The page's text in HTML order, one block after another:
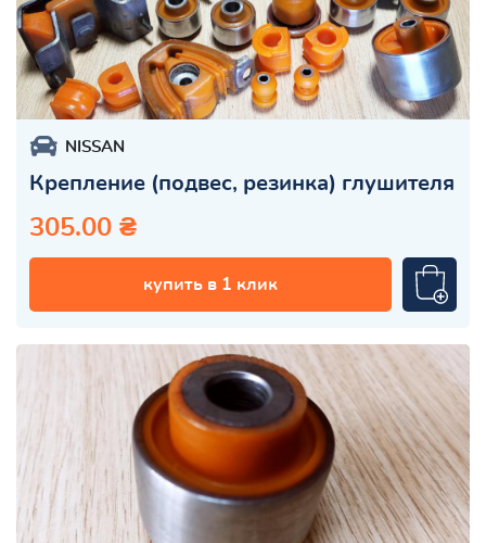
NISSAN
Крепление (подвес, резинка) глушителя
305.00 ₴
купить в 1 клик